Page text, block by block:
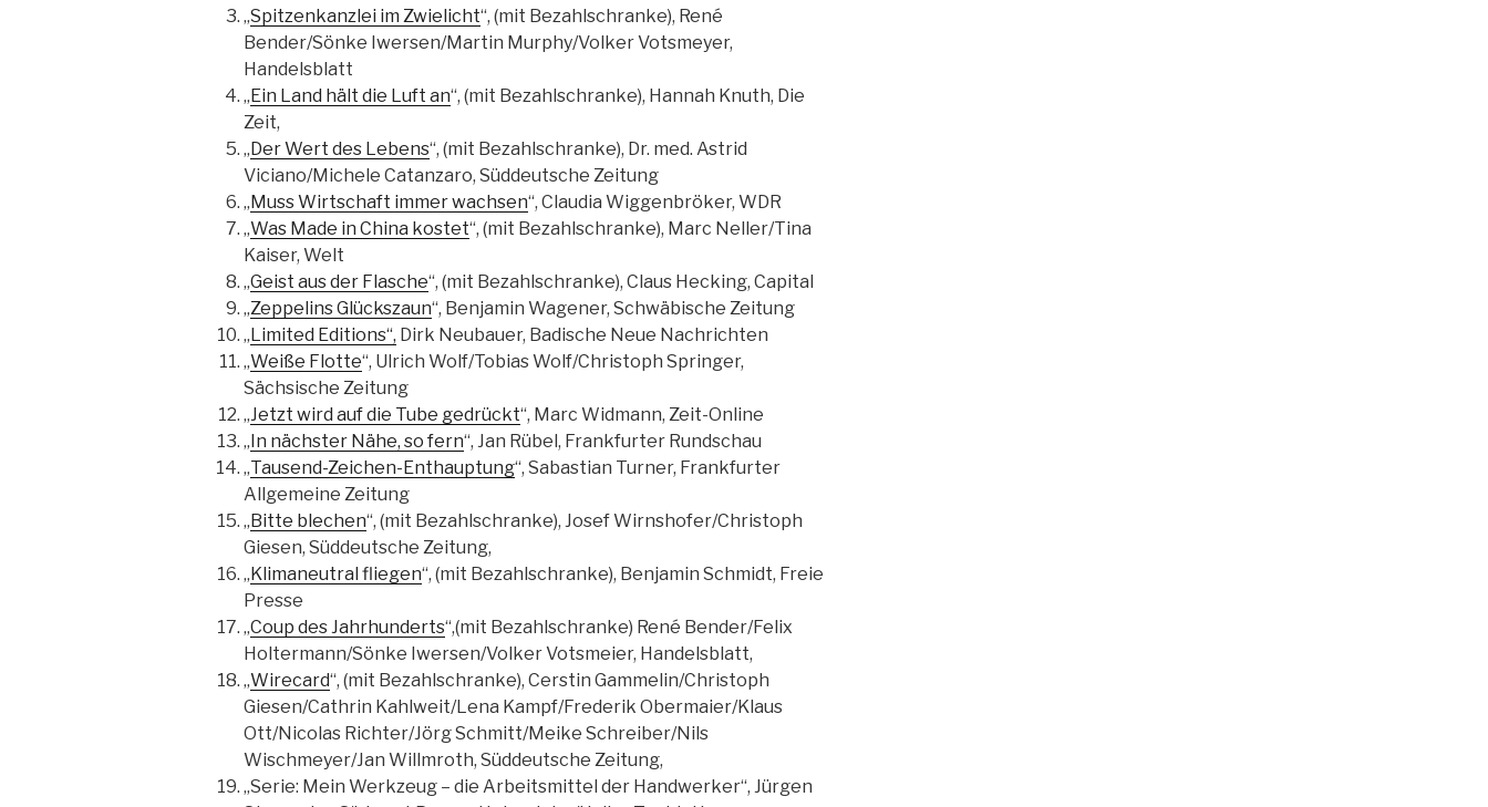
„Spitzenkanzlei im Zwielicht“, (mit Bezahlschranke), René
Bender/Sönke Iwersen/Martin Murphy/Volker Votsmeyer,
Handelsblatt
„Ein Land hält die Luft an“, (mit Bezahlschranke), Hannah Knuth, Die
Zeit,
„Der Wert des Lebens“, (mit Bezahlschranke), Dr. med. Astrid
Viciano/Michele Catanzaro, Süddeutsche Zeitung
„Muss Wirtschaft immer wachsen“, Claudia Wiggenbröker, WDR
„Was Made in China kostet“, (mit Bezahlschranke), Marc Neller/Tina
Kaiser, Welt
„Geist aus der Flasche“, (mit Bezahlschranke), Claus Hecking, Capital
„Zeppelins Glückszaun“, Benjamin Wagener, Schwäbische Zeitung
„Limited Editions“, Dirk Neubauer, Badische Neue Nachrichten
„Weiße Flotte“, Ulrich Wolf/Tobias Wolf/Christoph Springer,
Sächsische Zeitung
„Jetzt wird auf die Tube gedrückt“, Marc Widmann, Zeit-Online
„In nächster Nähe, so fern“, Jan Rübel, Frankfurter Rundschau
„Tausend-Zeichen-Enthauptung“, Sabastian Turner, Frankfurter
Allgemeine Zeitung
„Bitte blechen“, (mit Bezahlschranke), Josef Wirnshofer/Christoph
Giesen, Süddeutsche Zeitung,
„Klimaneutral fliegen“, (mit Bezahlschranke), Benjamin Schmidt, Freie
Presse
„Coup des Jahrhunderts“,(mit Bezahlschranke) René Bender/Felix
Holtermann/Sönke Iwersen/Volker Votsmeier, Handelsblatt,
„Wirecard“, (mit Bezahlschranke), Cerstin Gammelin/Christoph
Giesen/Cathrin Kahlweit/Lena Kampf/Frederik Obermaier/Klaus
Ott/Nicolas Richter/Jörg Schmitt/Meike Schreiber/Nils
Wischmeyer/Jan Willmroth, Süddeutsche Zeitung,
„Serie: Mein Werkzeug – die Arbeitsmittel der Handwerker“, Jürgen